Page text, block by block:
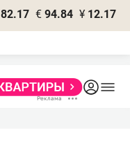
82.17 € 94.84 ¥ 12.17